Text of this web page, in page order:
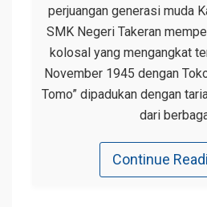
perjuangan generasi muda
SMK Negeri Takeran
kolosal yang mengangkat
November 1945 dengan
Tomo” dipadukan dengan
dari
Continue